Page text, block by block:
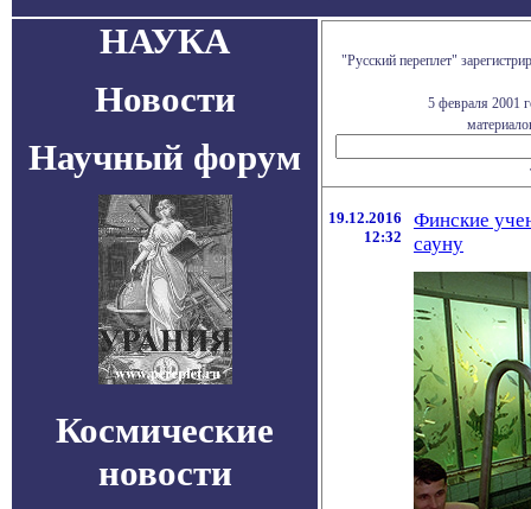
НАУКА
Новости
Научный форум
Космические
новости
"Русский переплет"
5 февраля 2001
19.12.2016
12:32
Финские
сауну